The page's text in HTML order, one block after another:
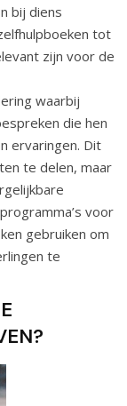
bij diens
tot
zijn voor de
waarbij
die hen
ervaringen. Dit
te delen, maar
voor
gebruiken om
te